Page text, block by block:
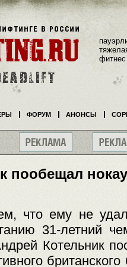
пообещал
что ему не
31-летний
Котельник
фитнес
ФОРУМ АНОНСЫ